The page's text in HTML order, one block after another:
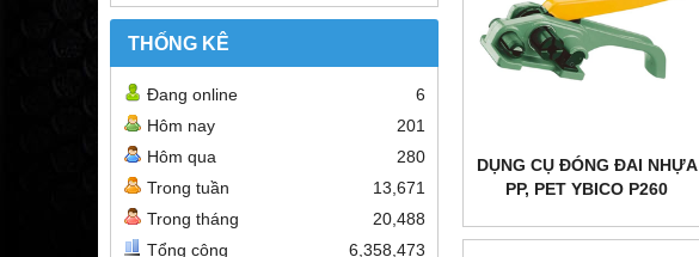
THỐNG KÊ
Đang online
6
Hôm nay
201
Hôm qua
280
Trong tuần
13,671
Trong tháng
20,488
Tổng cộng
6,358,473
DỤNG CỤ ĐÓNG ĐAI NHỰA
PP, PET YBICO P260